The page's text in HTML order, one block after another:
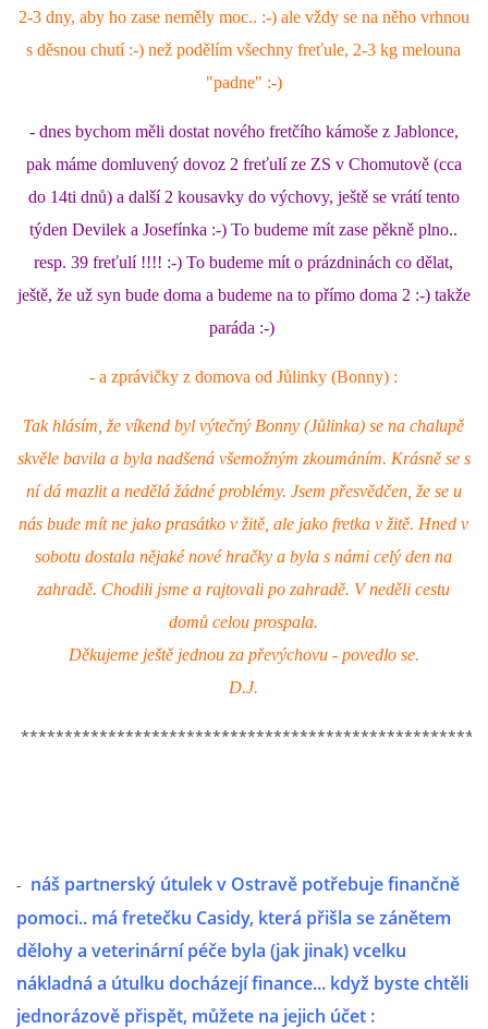
VÝROČNÍ ZPRÁVY
SLUŽBY
HISTORIE - 2010 - 2020
JAK NÁM POMOCI - POMÁHAJÍ NÁM :-)
Fretky Boleslav, z.s.
Nahoru ↑
2-3 dny, aby ho zase neměly moc.. :-) ale vždy se na něho vrhnou
s děsnou chutí :-) než podělím všechny freťule, 2-3 kg melouna
"padne" :-)
- dnes bychom měli dostat nového fretčího kámoše z Jablonce,
pak máme domluvený dovoz 2 freťulí ze ZS v Chomutově (cca
do 14ti dnů) a další 2 kousavky do výchovy, ještě se vrátí tento
týden Devilek a Josefínka :-) To budeme mít zase pěkně plno..
resp. 39 freťulí !!!! :-) To budeme mít o prázdninách co dělat,
ještě, že už syn bude doma a budeme na to přímo doma 2 :-) takže
paráda :-)
- a zprávičky z domova od Jůlinky (Bonny) :
Tak hlásím, že víkend byl výtečný Bonny (Jůlinka) se na chalupě
skvěle bavila a byla nadšená všemožným zkoumáním. Krásně se s
ní dá mazlit a nedělá žádné problémy. Jsem přesvědčen, že se u
nás bude mít ne jako prasátko v žitě, ale jako fretka v žitě. Hned v
sobotu dostala nějaké nové hračky a byla s námi celý den na
zahradě. Chodili jsme a rajtovali po zahradě. V neděli cestu
domů celou prospala.
Děkujeme ještě jednou za převýchovu - povedlo se.
D.J.
- náš partnerský útulek v Ostravě potřebuje finančně
pomoci.. má fretečku Casidy, která přišla se zánětem
dělohy a veterinární péče byla (jak jinak) vcelku
nákladná a útulku docházejí finance... když byste chtěli
jednorázově přispět, můžete na jejich účet :